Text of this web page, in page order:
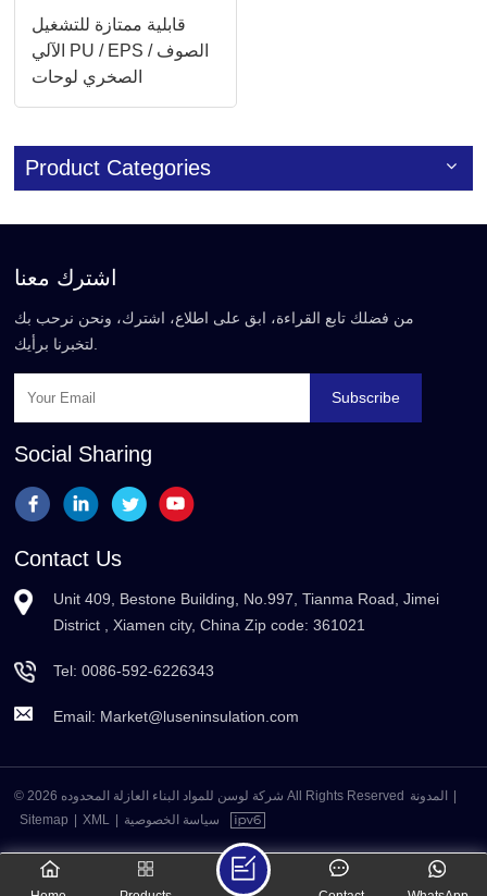
قابلية ممتازة للتشغيل
الآلي PU / EPS / الصوف
الصخري لوحات
ساندويتش الأساسية
Product Categories
اشترك معنا
من فضلك تابع القراءة، ابق على اطلاع، اشترك، ونحن نرحب بك
لتخبرنا برأيك.
Subscribe
Social Sharing
Contact Us
Unit 409, Bestone Building, No.997, Tianma Road, Jimei
District , Xiamen city, China Zip code: 361021
Tel:0086-592-6226343
Email: Market@luseninsulation.com
© 2026 شركة لوسن للمواد البناء العازلة المحدوده All Rights Reserved المدونة
Sitemap
XML سياسة الخصوصية